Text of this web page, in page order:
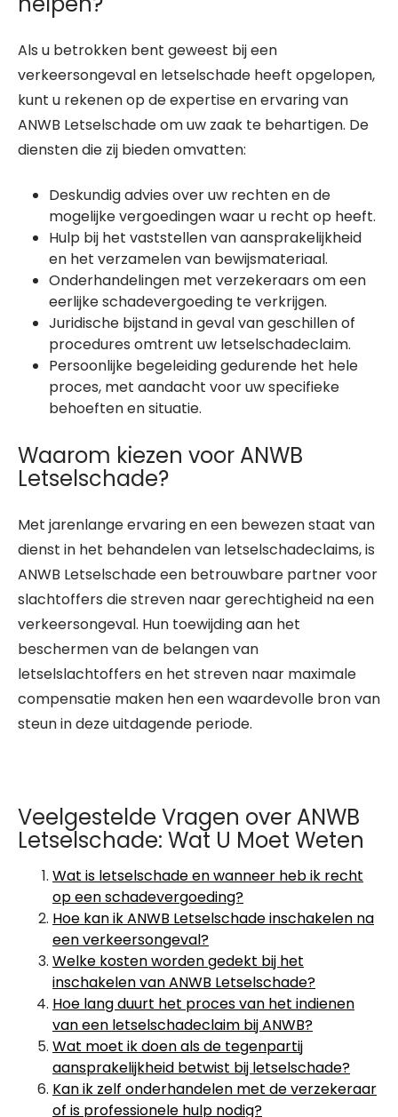
Als u betrokken bent geweest bij een
verkeersongeval en letselschade heeft opgelopen,
kunt u rekenen op de expertise en ervaring van
ANWB Letselschade om uw zaak te behartigen. De
diensten die zij bieden omvatten:
Deskundig advies over uw rechten en de
mogelijke vergoedingen waar u recht op heeft.
Hulp bij het vaststellen van aansprakelijkheid
en het verzamelen van bewijsmateriaal.
Onderhandelingen met verzekeraars om een
eerlijke schadevergoeding te verkrijgen.
Juridische bijstand in geval van geschillen of
procedures omtrent uw letselschadeclaim.
Persoonlijke begeleiding gedurende het hele
proces, met aandacht voor uw specifieke
behoeften en situatie.
Waarom kiezen voor ANWB
Letselschade?
Met jarenlange ervaring en een bewezen staat van
dienst in het behandelen van letselschadeclaims, is
ANWB Letselschade een betrouwbare partner voor
slachtoffers die streven naar gerechtigheid na een
verkeersongeval. Hun toewijding aan het
beschermen van de belangen van
letselslachtoffers en het streven naar maximale
compensatie maken hen een waardevolle bron van
steun in deze uitdagende periode.
Veelgestelde Vragen over ANWB
Letselschade: Wat U Moet Weten
Wat is letselschade en wanneer heb ik recht
op een schadevergoeding?
Hoe kan ik ANWB Letselschade inschakelen na
een verkeersongeval?
Welke kosten worden gedekt bij het
inschakelen van ANWB Letselschade?
Hoe lang duurt het proces van het indienen
van een letselschadeclaim bij ANWB?
Wat moet ik doen als de tegenpartij
aansprakelijkheid betwist bij letselschade?
Kan ik zelf onderhandelen met de verzekeraar
of is professionele hulp nodig?